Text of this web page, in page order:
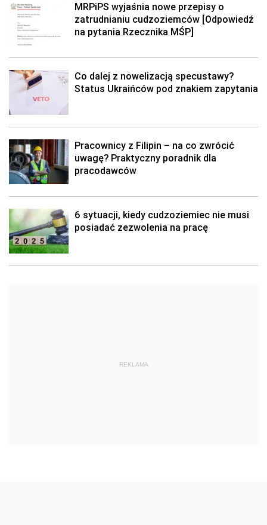
MRPiPS wyjaśnia nowe przepisy o
zatrudnianiu cudzoziemców [Odpowiedź
na pytania Rzecznika MŚP]
Co dalej z nowelizacją specustawy?
Status Ukraińców pod znakiem zapytania
Pracownicy z Filipin – na co zwrócić
uwagę? Praktyczny poradnik dla
pracodawców
6 sytuacji, kiedy cudzoziemiec nie musi
posiadać zezwolenia na pracę
REKLAMA